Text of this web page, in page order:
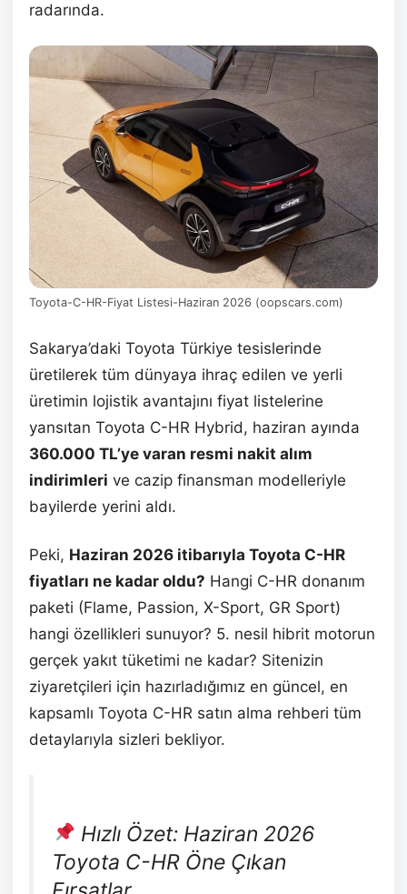
radarında.
Toyota-C-HR-Fiyat Listesi-Haziran 2026 (oopscars.com)
Sakarya’daki Toyota Türkiye tesislerinde
üretilerek tüm dünyaya ihraç edilen ve yerli
üretimin lojistik avantajını fiyat listelerine
yansıtan Toyota C-HR Hybrid, haziran ayında
360.000 TL’ye varan resmi nakit alım
indirimleri ve cazip finansman modelleriyle
bayilerde yerini aldı.
Peki, Haziran 2026 itibarıyla Toyota C-HR
fiyatları ne kadar oldu? Hangi C-HR donanım
paketi (Flame, Passion, X-Sport, GR Sport)
hangi özellikleri sunuyor? 5. nesil hibrit motorun
gerçek yakıt tüketimi ne kadar? Sitenizin
ziyaretçileri için hazırladığımız en güncel, en
kapsamlı Toyota C-HR satın alma rehberi tüm
detaylarıyla sizleri bekliyor.
Hızlı Özet: Haziran 2026
Toyota C-HR Öne Çıkan